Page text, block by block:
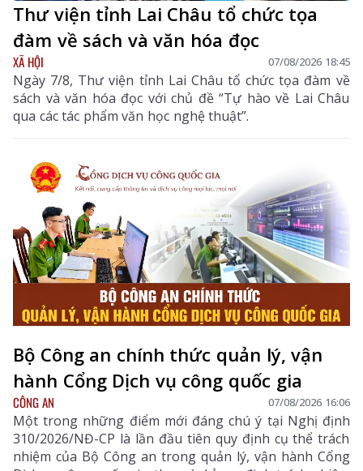
Thư viện tỉnh Lai Châu tổ chức tọa
đàm về sách và văn hóa đọc
XÃ HỘI 07/08/2026 18:45
Ngày 7/8, Thư viện tỉnh Lai Châu tổ chức tọa đàm về
sách và văn hóa đọc với chủ đề “Tự hào về Lai Châu
qua các tác phẩm văn học nghệ thuật”.
Bộ Công an chính thức quản lý, vận
hành Cổng Dịch vụ công quốc gia
CÔNG AN 07/08/2026 16:06
Một trong những điểm mới đáng chú ý tại Nghị định
310/2026/NĐ-CP là lần đầu tiên quy định cụ thể trách
nhiệm của Bộ Công an trong quản lý, vận hành Cổng